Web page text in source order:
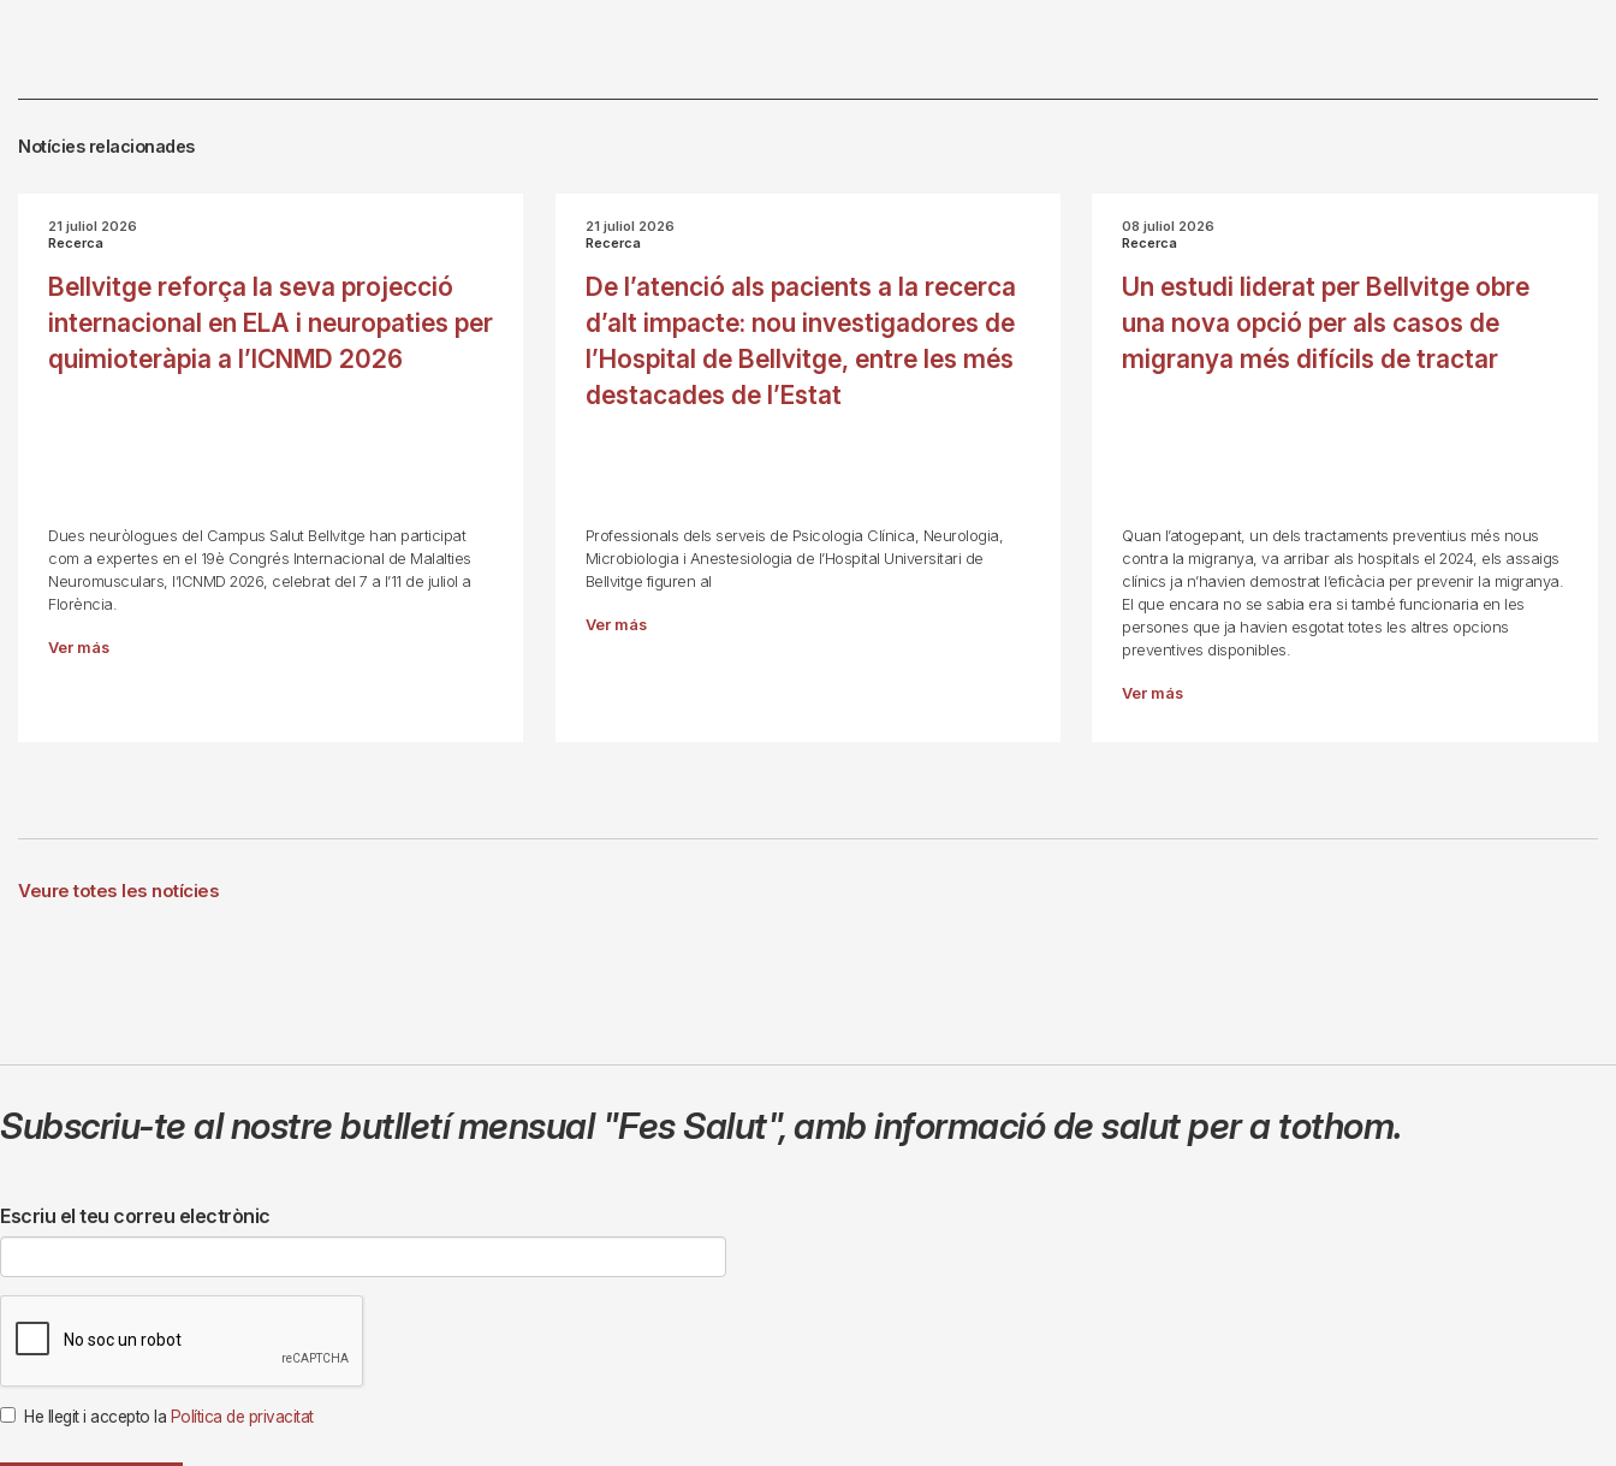
Notícies relacionades
21 juliol 2026
Recerca
Bellvitge reforça la seva projecció
internacional en ELA i neuropaties per
quimioteràpia a l’ICNMD 2026
Dues neuròlogues del Campus Salut Bellvitge han participat
com a expertes en el 19è Congrés Internacional de Malalties
Neuromusculars, l’ICNMD 2026, celebrat del 7 a l’11 de juliol a
Florència.
Ver más
21 juliol 2026
Recerca
De l’atenció als pacients a la recerca
d’alt impacte: nou investigadores de
l’Hospital de Bellvitge, entre les més
destacades de l’Estat
Professionals dels serveis de Psicologia Clínica, Neurologia,
Microbiologia i Anestesiologia de l’Hospital Universitari de
Bellvitge figuren al
Ver más
08 juliol 2026
Recerca
Un estudi liderat per Bellvitge obre
una nova opció per als casos de
migranya més difícils de tractar
Quan l’atogepant, un dels tractaments preventius més nous
contra la migranya, va arribar als hospitals el 2024, els assaigs
clínics ja n’havien demostrat l’eficàcia per prevenir la migranya.
El que encara no se sabia era si també funcionaria en les
persones que ja havien esgotat totes les altres opcions
preventives disponibles.
Ver más
Veure totes les notícies
Subscriu-te al nostre butlletí mensual "Fes Salut",amb informació de salut per a tothom.
Escriu el teu correu electrònic
He llegit i accepto la Política de privacitat